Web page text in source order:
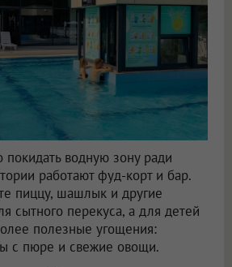
водную зону ради
работают фуд-корт и бар.
пиццу, шашлык и другие
сытного перекуса, а для детей
полезные угощения:
с пюре и свежие овощи.